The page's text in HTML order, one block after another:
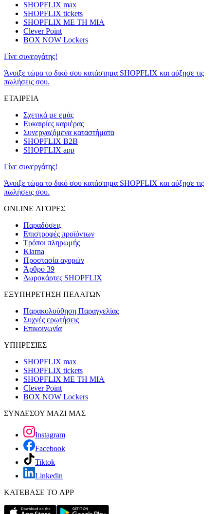
SHOPFLIX max
SHOPFLIX tickets
SHOPFLIX ΜΕ ΤΗ ΜΙΑ
Clever Point
BOX NOW Lockers
Γίνε συνεργάτης!
Άνοιξε τώρα το δικό σου κατάστημα SHOPFLIX και αύξησε τις
πωλήσεις σου.
ΕΤΑΙΡΕΙΑ
Σχετικά με εμάς
Ευκαιρίες καριέρας
Συνεργαζόμενα καταστήματα
SHOPFLIX B2B
SHOPFLIX app
Γίνε συνεργάτης!
Άνοιξε τώρα το δικό σου κατάστημα SHOPFLIX και αύξησε τις
πωλήσεις σου.
ONLINE ΑΓΟΡΕΣ
Παραδόσεις
Επιστροφές προϊόντων
Τρόποι πληρωμής
Klarna
Προστασία αγορών
Άρθρο 39
Δωροκάρτες SHOPFLIX
ΕΞΥΠΗΡΕΤΗΣΗ ΠΕΛΑΤΩΝ
Παρακολούθηση Παραγγελίας
Συχνές ερωτήσεις
Επικοινωνία
ΥΠΗΡΕΣΙΕΣ
SHOPFLIX max
SHOPFLIX tickets
SHOPFLIX ΜΕ ΤΗ ΜΙΑ
Clever Point
BOX NOW Lockers
ΣΥΝΔΕΣΟΥ ΜΑΖΙ ΜΑΣ
Instagram
Facebook
Tiktok
Linkedin
ΚΑΤΕΒΑΣΕ ΤΟ APP